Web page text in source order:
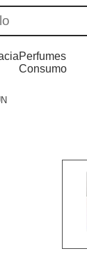
Perfumes
Consumo